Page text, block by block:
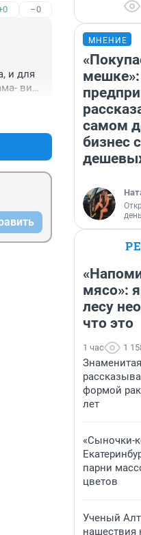
и
в
–0
и для
вина
не
у
МНЕНИЕ
мешке»:
самом
бизнес
мясо»:
лесу
что это
1 час 1
формой
лет
«Сыночки-
парни
цветов
Ученый
нашествия